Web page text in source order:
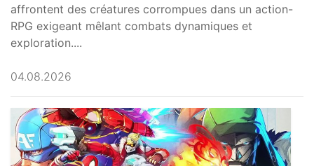
affrontent des créatures corrompues dans un action-
RPG exigeant mêlant combats dynamiques et
exploration....
04.08.2026